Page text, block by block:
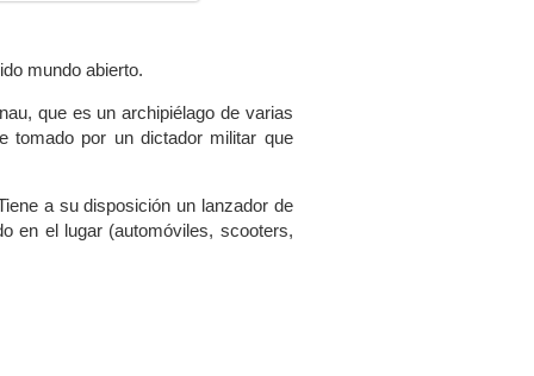
mundo abierto.
que es un archipiélago de varias
tomado por un dictador militar que
a su disposición un lanzador de
en el lugar (automóviles, scooters,